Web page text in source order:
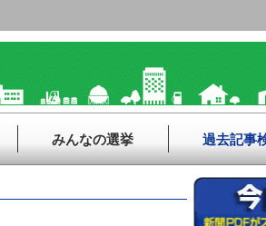
みんなの選挙 過去記事